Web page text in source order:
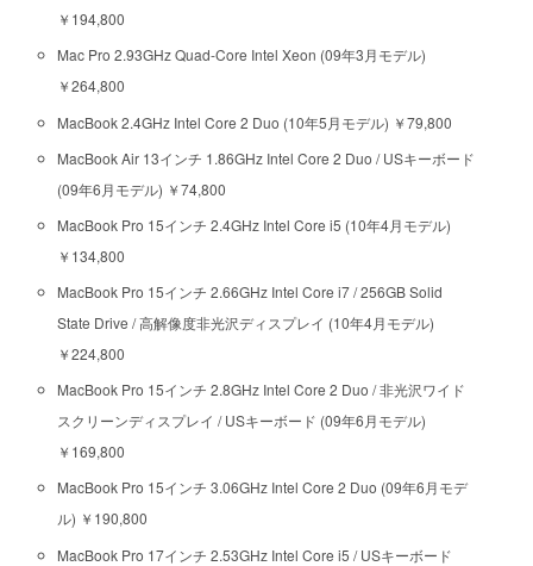
￥194,800
Mac Pro 2.93GHz Quad-Core Intel Xeon (09年3月モデル)
￥264,800
MacBook 2.4GHz Intel Core 2 Duo (10年5月モデル) ￥79,800
MacBook Air 13インチ 1.86GHz Intel Core 2 Duo / USキーボード
(09年6月モデル) ￥74,800
MacBook Pro 15インチ 2.4GHz Intel Core i5 (10年4月モデル)
￥134,800
MacBook Pro 15インチ 2.66GHz Intel Core i7 / 256GB Solid
State Drive / 高解像度非光沢ディスプレイ (10年4月モデル)
￥224,800
MacBook Pro 15インチ 2.8GHz Intel Core 2 Duo / 非光沢ワイド
スクリーンディスプレイ / USキーボード (09年6月モデル)
￥169,800
MacBook Pro 15インチ 3.06GHz Intel Core 2 Duo (09年6月モデ
ル) ￥190,800
MacBook Pro 17インチ 2.53GHz Intel Core i5 / USキーボード